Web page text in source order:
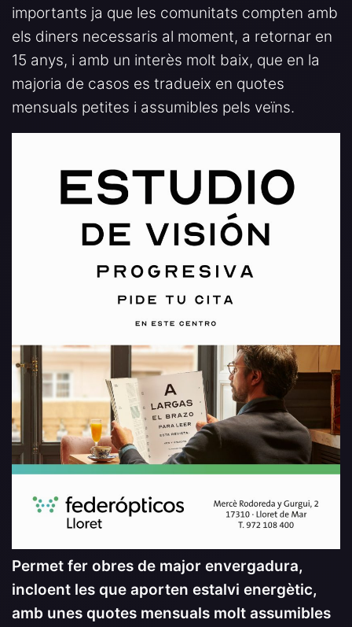
importants ja que les comunitats compten amb
els diners necessaris al moment, a retornar en
15 anys, i amb un interès molt baix, que en la
majoria de casos es tradueix en quotes
mensuals petites i assumibles pels veïns.
Permet fer obres de major envergadura,
incloent les que aporten estalvi energètic,
amb unes quotes mensuals molt assumibles